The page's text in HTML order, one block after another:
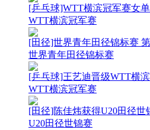
[乒乓球]WTT横滨冠军赛女
WTT横滨冠军赛
[田径]世界青年田径锦标赛
世界青年田径锦标赛
[乒乓球]王艺迪晋级WTT横
WTT横滨冠军赛
[田径]陈佳炜获得U20田径世
U20田径世锦赛